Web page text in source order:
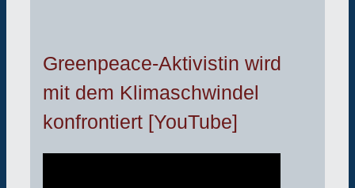
Greenpeace-Aktivistin wird
mit dem Klimaschwindel
konfrontiert [YouTube]